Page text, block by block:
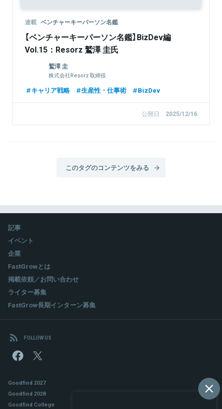
連載 ベンチャーキーパーソン名鑑
【ベンチャーキーパーソン名鑑】BizDev編
Vol.15：Resorz 鷲澤 圭氏
鷲澤 圭
株式会社Resorz 取締役
キャリア戦略 生産性・仕事術 BizDev
公開日 2025/12/16
このタグのコンテンツをみる
記事
イベント
企業
FastGrowとは
掲載依頼／お問い合わせ
ライター募集
FastGrow長期インターン募集
FOLLOW US
Goodfind 2027
Goodfind 2028
Goodfind College